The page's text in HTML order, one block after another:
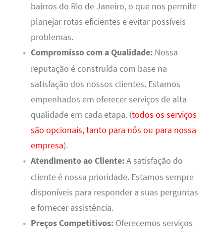
bairros do Rio de Janeiro, o que nos permite
planejar rotas eficientes e evitar possíveis
problemas.
Compromisso com a Qualidade:Nossa
reputação é construída com base na
satisfação dos nossos clientes. Estamos
empenhados em oferecer serviços de alta
qualidade em cada etapa. (todos os serviços
são opcionais, tanto para nós ou para nossa
empresa).
Atendimento ao Cliente:A satisfação do
cliente é nossa prioridade. Estamos sempre
disponíveis para responder a suas perguntas
e fornecer assistência.
Preços Competitivos:Oferecemos serviços